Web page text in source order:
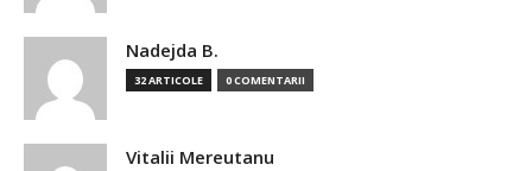
Nadejda B.
32 ARTICOLE 0 COMENTARII
Vitalii Mereutanu